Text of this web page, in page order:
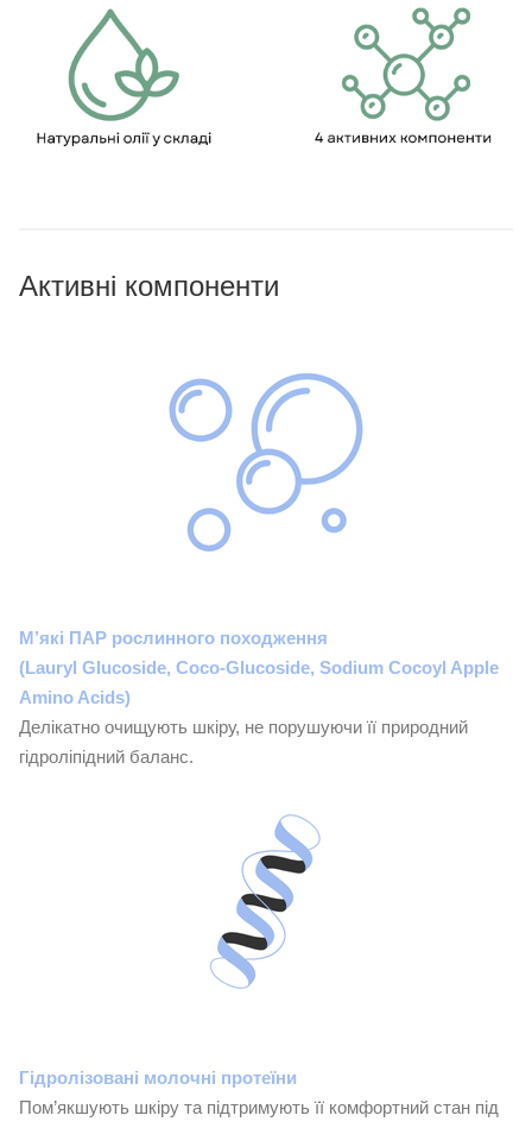
Активні компоненти
М’які ПАР рослинного походження
(Lauryl Glucoside, Coco-Glucoside, Sodium Cocoyl Apple
Amino Acids)
Делікатно очищують шкіру, не порушуючи її природний
гідроліпідний баланс.
Гідролізовані молочні протеїни
Пом’якшують шкіру та підтримують її комфортний стан під